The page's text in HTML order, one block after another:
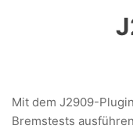
Mit dem J2909-
Bremstests